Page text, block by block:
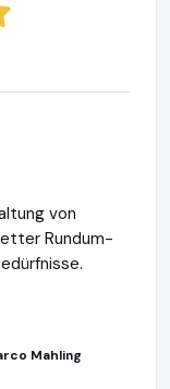
von
Rundum-
Mahling